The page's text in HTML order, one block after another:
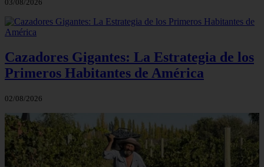
03/08/2026
Cazadores Gigantes: La Estrategia de los
Primeros Habitantes de América
02/08/2026